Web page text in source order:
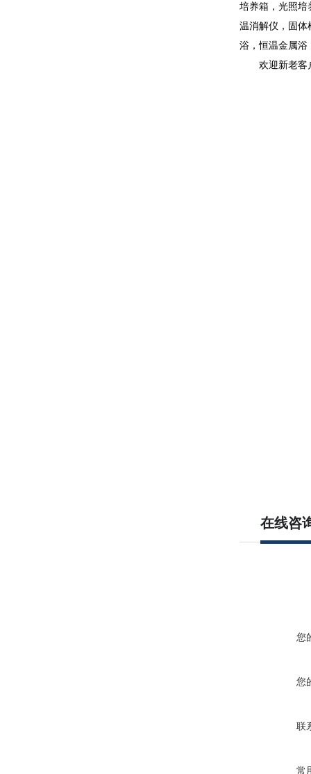
培养箱，光照培
温消解仪，固体
浴，恒温金属浴
欢迎新老客
在线咨
您
您
联
常